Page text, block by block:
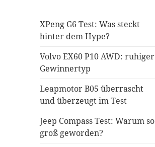
XPeng G6 Test: Was steckt
hinter dem Hype?
Volvo EX60 P10 AWD: ruhiger
Gewinnertyp
Leapmotor B05 überrascht
und überzeugt im Test
Jeep Compass Test: Warum so
groß geworden?